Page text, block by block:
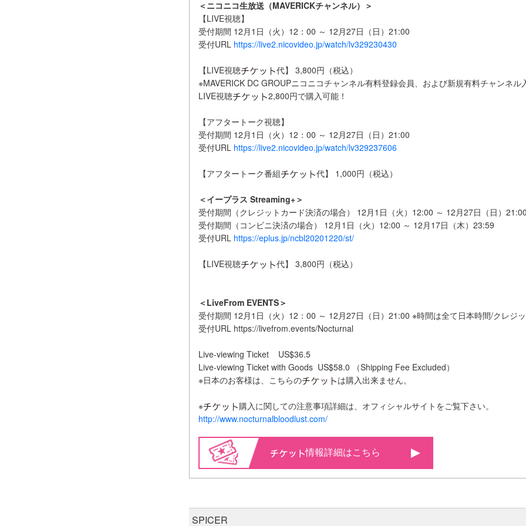
＜ニコニコ生放送（MAVERICKチャンネル）＞
【LIVE視聴】
受付期間 12月1日（火）12：00 ～ 12月27日（日）21:00
受付URL https://live2.nicovideo.jp/watch/lv329230430
【LIVE視聴
代】 3,800円（税込）
※MAVERICK DC GROUPニコニコチャンネル有料登録会員、および新規有料チャンネル
LIVE視聴
2,800円で購入可能！
【アフタートーク視聴】
受付期間 12月1日（火）12：00 ～ 12月27日（日）21:00
受付URL https://live2.nicovideo.jp/watch/lv329237606
【アフタートーク番組 代】 1,000円（税込）
＜イープラス Streaming+＞
受付期間（クレジットカード決済の場合） 12月1日（火）12:00 ～ 12月27日（日）21:00
受付期間（コンビニ決済の場合） 12月1日（火）12:00 ～ 12月17日（木）23:59
受付URL https://eplus.jp/ncbl20201220/st/
【LIVE視聴 代】 3,800円（税込）
＜LiveFrom EVENTS＞
受付期間 12月1日（火）12：00 ～ 12月27日（日）21:00 ※時間は全て日本時間/クレジ
受付URL https://livefrom.events/Nocturnal
Live-viewing Ticket US$36.5
Live-viewing Ticket with Goods US$58.0 （Shipping Fee Excluded）
※日本のお客様は、こちらの
は購入出来ません。
※
購入に関しての注意事項詳細は、オフィシャルサイトをご覧下さい。
http://www.nocturnalbloodlust.com/
情報詳細はこちら
SPICER